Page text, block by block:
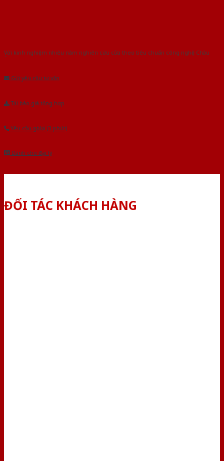
Với kinh nghiệm nhiêu năm nghiên cứu cửa theo tiêu chuẩn công nghệ Châu
Gửi yêu cầu tư vấn
Tải báo giá tổng hợp
Yêu cầu gọi lại (3 phút)
Dành cho đại lý
ĐỐI TÁC KHÁCH HÀNG